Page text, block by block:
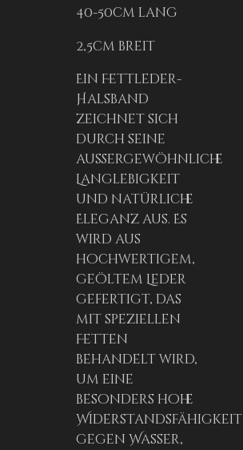
40-50cm lang
2,5cm breit
Ein Fettleder-
Halsband
zeichnet sich
durch seine
außergewöhnliche
Langlebigkeit
und natürliche
Eleganz aus. Es
wird aus
hochwertigem,
geöltem Leder
gefertigt, das
mit speziellen
Fetten
behandelt wird,
um eine
besonders hohe
Widerstandsfähigkeit
gegen Wasser,